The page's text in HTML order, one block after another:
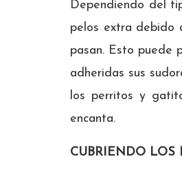
Dependiendo del
pelos extra debido
pasan. Esto puede
adheridas sus
los perritos y
encanta.
CUBRIENDO LOS